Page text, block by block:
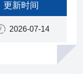
更新时间
2026-07-14